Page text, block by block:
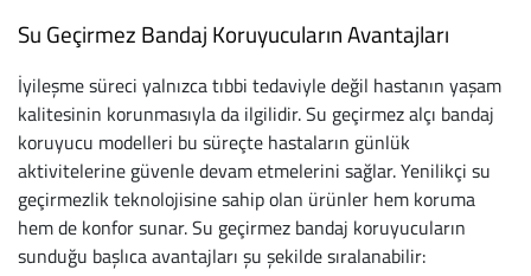
Anatomik Terlik
Konfor & Teknoloji
Gore-Tex
Yumuşak Taban
Easy 2 Go (Kolay
Markalar
Buckhead
Chiquitin
Cienta
Clarks
Ayak Atelleri
Baldırlık
Bandajlar
Boyunluklar
Dirseklik
Kifidis Anatomik
Kifidis Handmade
Kifidis Home
Kifidis Kids
Kifidis Natura
Su Geçirmez Bandaj Koruyucuların Avantajları
İyileşme süreci yalnızca tıbbi tedaviyle değil hastanın yaşam
kalitesinin korunmasıyla da ilgilidir. Su geçirmez alçı bandaj
koruyucu modelleri bu süreçte hastaların günlük
aktivitelerine güvenle devam etmelerini sağlar. Yenilikçi su
geçirmezlik teknolojisine sahip olan ürünler hem koruma
hem de konfor sunar. Su geçirmez bandaj koruyucuların
sunduğu başlıca avantajları şu şekilde sıralanabilir: